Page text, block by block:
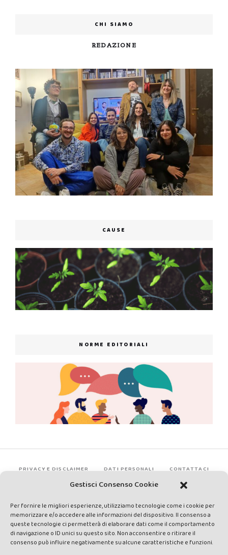
Gestisci Consenso Cookie
Per fornire le migliori esperienze, utilizziamo tecnologie come i cookie per
memorizzare e/o accedere alle informazioni del dispositivo. Il consenso a
queste tecnologie ci permetterà di elaborare dati come il comportamento
di navigazione o ID unici su questo sito. Non acconsentire o ritirare il
consenso può influire negativamente su alcune caratteristiche e funzioni.
CHI SIAMO
REDAZIONE
CAUSE
NORME EDITORIALI
PRIVACY E DISCLAIMER DATI PERSONALI CONTATTACI